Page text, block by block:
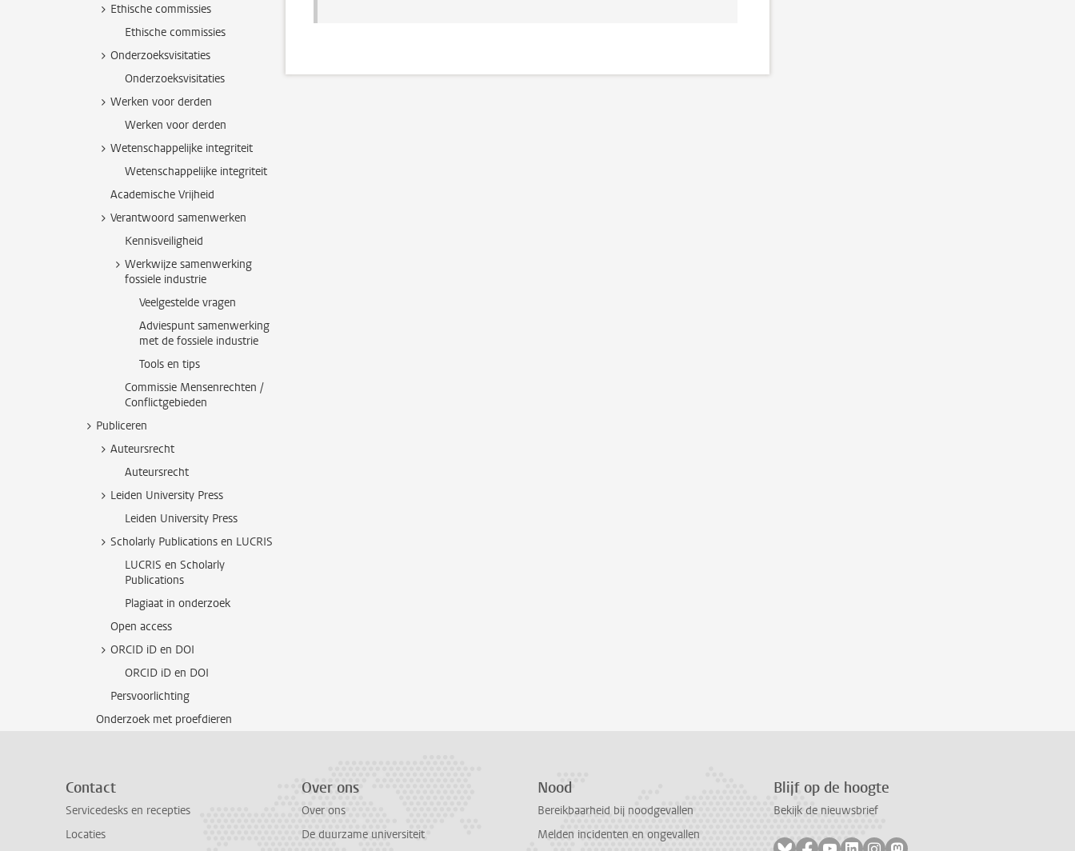
Ethische commissies
Ethische commissies
Onderzoeksvisitaties
Onderzoeksvisitaties
Werken voor derden
Werken voor derden
Wetenschappelijke integriteit
Wetenschappelijke integriteit
Academische Vrijheid
Verantwoord samenwerken
Kennisveiligheid
Werkwijze samenwerking
fossiele industrie
Veelgestelde vragen
Adviespunt samenwerking
met de fossiele industrie
Tools en tips
Commissie Mensenrechten /
Conflictgebieden
Publiceren
Auteursrecht
Auteursrecht
Leiden University Press
Leiden University Press
Scholarly Publications en LUCRIS
LUCRIS en Scholarly
Publications
Plagiaat in onderzoek
Open access
ORCID iD en DOI
ORCID iD en DOI
Persvoorlichting
Onderzoek met proefdieren
Contact
Servicedesks en recepties
Locaties
Over ons
Over ons
De duurzame universiteit
Nood
Bereikbaarheid bij noodgevallen
Melden incidenten en ongevallen
Blijf op de hoogte
Bekijk de nieuwsbrief
Volg ons op bluesky
Volg ons op facebook
Volg ons op youtube
Volg ons op linkedin
Volg ons op instagram
Volg ons op mastodon